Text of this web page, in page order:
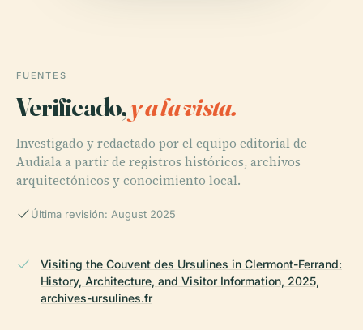
FUENTES
Verificado,y a la vista.
Investigado y redactado por el equipo editorial de
Audiala a partir de registros históricos, archivos
arquitectónicos y conocimiento local.
Última revisión: August 2025
Visiting the Couvent des Ursulines in Clermont-Ferrand:
History, Architecture, and Visitor Information, 2025,
archives-ursulines.fr